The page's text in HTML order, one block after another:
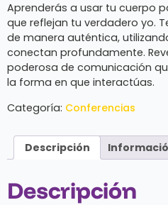
Aprenderás a usar tu cuerpo
que reflejan tu verdadero yo.
de manera auténtica,
conectan profundamente.
poderosa de comunicación
la forma en que interactúas.
Categoría: Conferencias
Descripción
Descripción